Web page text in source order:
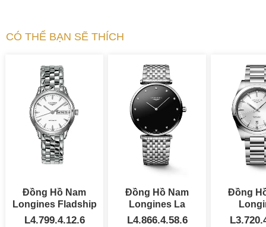
CÓ THỂ BẠN SẼ THÍCH
Đồng Hồ Nam
Longines Fladship
Automatic 35.6mm
L4.799.4.12.6
Đồng Hồ Nam
Longines La
Grande Classique
L4.866.4.58.6
Đồng